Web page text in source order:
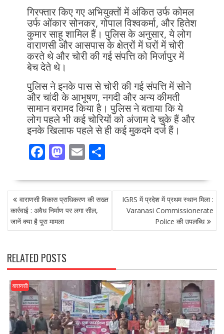
गिरफ्तार किए गए अभियुक्तों में अंकित उर्फ कोमल
उर्फ ओंकार सोनकर, गोपाल विश्वकर्मा, और हितेश
कुमार साहू शामिल हैं। पुलिस के अनुसार, ये लोग
वाराणसी और आसपास के क्षेत्रों में घरों में चोरी
करते थे और चोरी की गई संपत्ति को मिर्जापुर में
बेच देते थे।
पुलिस ने इनके पास से चोरी की गई संपत्ति में सोने
और चांदी के आभूषण, नगदी और अन्य कीमती
सामान बरामद किया है। पुलिस ने बताया कि ये
लोग पहले भी कई चोरियों को अंजाम दे चुके हैं और
इनके खिलाफ पहले से ही कई मुकदमे दर्ज हैं।
F
e
b
o
o
k
M
to
d
o
n
E
ai
l
S
ar
e
POST
NAVIGATION
वाराणसी विकास प्राधिकरण की सख्त
कार्रवाई : अवैध निर्माण पर लगा सील,
जानें क्या है पूरा मामला
IGRS में प्रदेश में प्रथम स्थान मिला :
Varanasi Commissionerate
Police की उपलब्धि
RELATED POSTS
वाराणसी